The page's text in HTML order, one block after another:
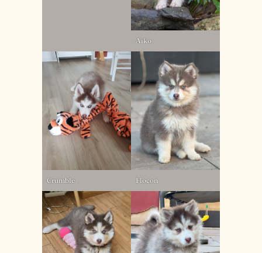
Aïko
Crumble Flocon